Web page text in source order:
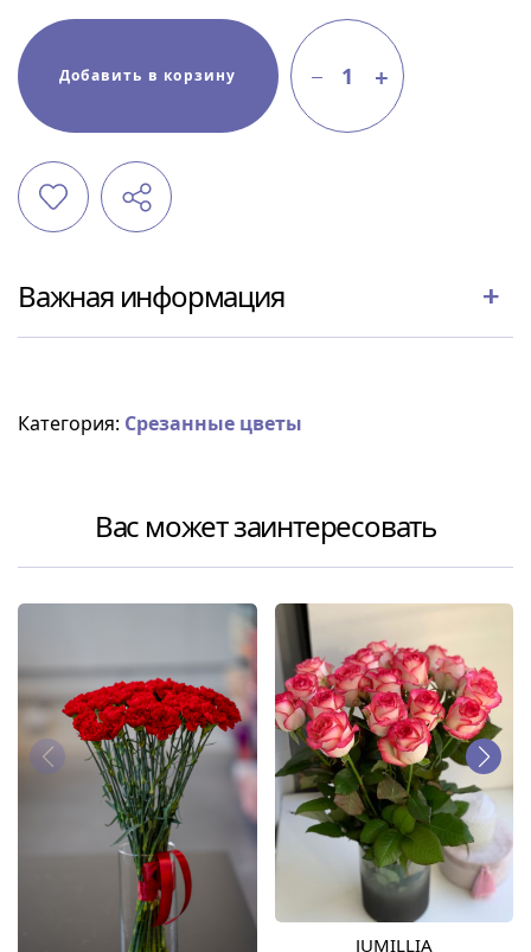
Добавить в корзину 1
Важная информация
Категория: Срезанные цветы
Вас может заинтересовать
JUMILLIA